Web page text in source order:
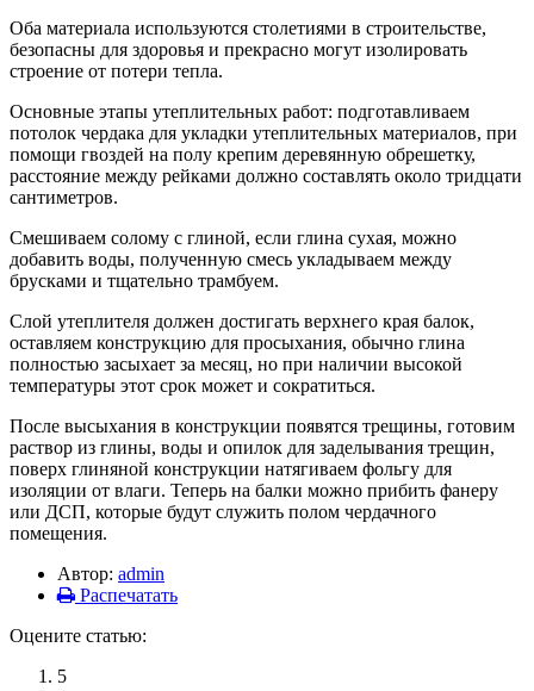
Оба материала используются столетиями в строительстве,
безопасны для здоровья и прекрасно могут изолировать
строение от потери тепла.
Основные этапы утеплительных работ: подготавливаем
потолок чердака для укладки утеплительных материалов, при
помощи гвоздей на полу крепим деревянную обрешетку,
расстояние между рейками должно составлять около тридцати
сантиметров.
Смешиваем солому с глиной, если глина сухая, можно
добавить воды, полученную смесь укладываем между
брусками и тщательно трамбуем.
Слой утеплителя должен достигать верхнего края балок,
оставляем конструкцию для просыхания, обычно глина
полностью засыхает за месяц, но при наличии высокой
температуры этот срок может и сократиться.
После высыхания в конструкции появятся трещины, готовим
раствор из глины, воды и опилок для заделывания трещин,
поверх глиняной конструкции натягиваем фольгу для
изоляции от влаги. Теперь на балки можно прибить фанеру
или ДСП, которые будут служить полом чердачного
помещения.
Автор: admin
Распечатать
Оцените статью:
5